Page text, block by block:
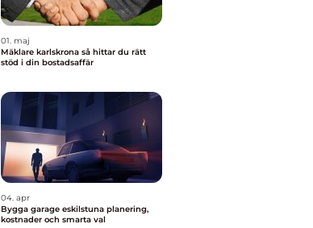
01. maj
Mäklare karlskrona så hittar du rätt
stöd i din bostadsaffär
04. apr
Bygga garage eskilstuna planering,
kostnader och smarta val